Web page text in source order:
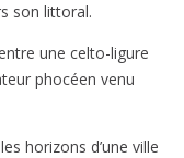
son littoral.
une celto-ligure
phocéen venu
horizons d’une ville